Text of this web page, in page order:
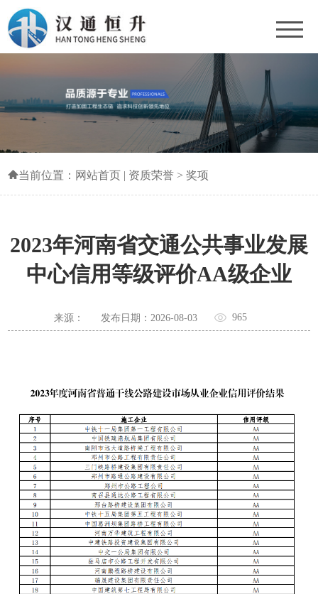
当前位置： 网站首页 | 资质荣誉 >奖项
2023年河南省交通公共事业发展
中心信用等级评价AA级企业
来源： 发布日期：2026-08-03 965